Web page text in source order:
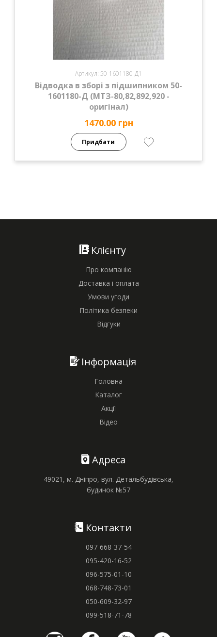
Артикул: 50-1601180-Д1
Відводка в зборі з підшипником 50-
1601180-Д (МТЗ-80,82,892,920 -
оригінал)
1470.00 грн
Придбати
Клієнту
Про компанію
Доставка і оплата
Умови угоди
Політика безпеки
Відгуки
Інформація
Головна
Каталог
Акції
Відео
Адреса
49021, м. Дніпро, вул. Детальбудівська,
будинок №57
Контакти
097-668-37-54
095-420-16-52
096-575-01-10
068-748-73-01
050-609-32-97
099-518-71-78